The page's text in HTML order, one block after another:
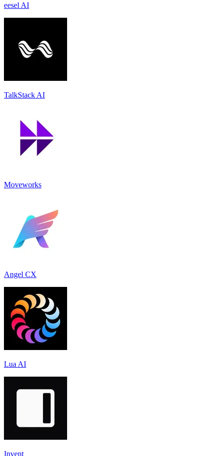
eesel AI
TalkStack AI
Moveworks
Angel CX
Lua AI
Invent